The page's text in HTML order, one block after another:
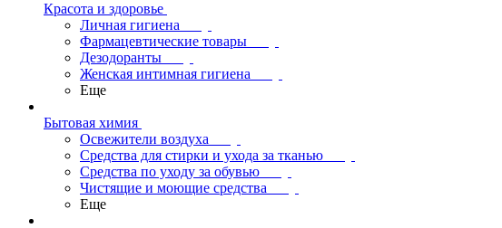
Красота и здоровье
Личная гигиена
Фармацевтические товары
Дезодоранты
Женская интимная гигиена
Еще
Бытовая химия
Освежители воздуха
Средства для стирки и ухода за тканью
Средства по уходу за обувью
Чистящие и моющие средства
Еще